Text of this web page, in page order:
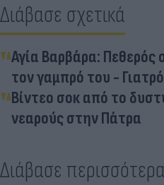
Διάβασε σχετικά
Αγία Βαρβάρα:
τον γαμπρό του -
Βίντεο σοκ από το
νεαρούς στην Πάτρα
Διάβασε περισσότερα